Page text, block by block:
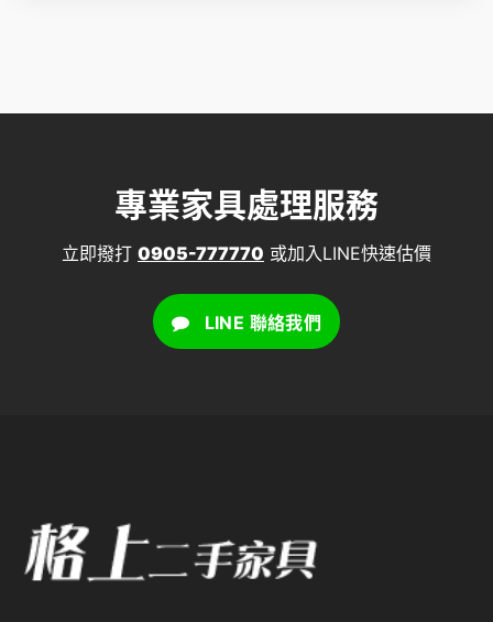
專業家具處理服務
立即撥打 0905-777770 或加入LINE快速估價
LINE 聯絡我們